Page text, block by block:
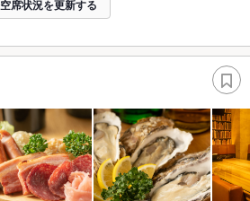
空席状況を更新する